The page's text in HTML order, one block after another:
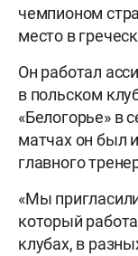
чемпионом
место в
Он работал
в польском
«Белогорье» в
матчах он был
главного
«Мы
который
клубах, в